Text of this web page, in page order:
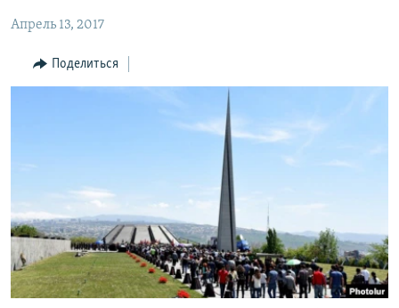
Перейти
поиску
РЕГИОН
НАГОРНЫЙ КАРАБАХ
Հայերեն
English
Русский
Апрель 13, 2017
Поделиться